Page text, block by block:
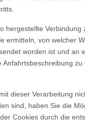
hergestellte Verbindung
ermitteln, von welcher
worden ist und an
Anfahrtsbeschreibung zu
dieser Verarbeitung
sind, haben Sie die
Cookies durch die